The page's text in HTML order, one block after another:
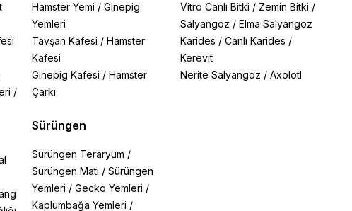
/
Hamster Yemi / Ginepig
Yemleri
Tavşan Kafesi / Hamster
Kafesi
Ginepig Kafesi / Hamster
Çarkı
Sürüngen
Sürüngen Teraryum /
Sürüngen Matı / Sürüngen
Yemleri / Gecko Yemleri /
Kaplumbağa Yemleri /
Vitro Canlı Bitki / Zemin Bitki /
Salyangoz /Elma Salyangoz
Karides /Canlı Karides /
Kerevit
Nerite Salyangoz /Axolotl